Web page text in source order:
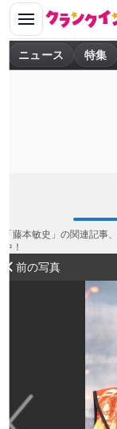
ニュース 特集
「藤本敏史」の関連記事
中！
前の写真